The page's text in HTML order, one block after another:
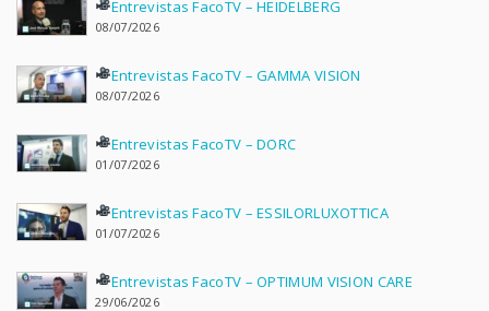
Entrevistas FacoTV – HEIDELBERG
08/07/2026
Entrevistas FacoTV – GAMMA VISION
08/07/2026
Entrevistas FacoTV – DORC
01/07/2026
Entrevistas FacoTV – ESSILORLUXOTTICA
01/07/2026
Entrevistas FacoTV – OPTIMUM VISION CARE
29/06/2026